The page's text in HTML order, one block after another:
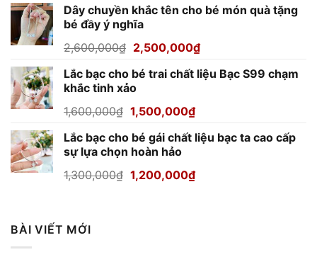
là:
850,000₫.
tại
800,000₫.
Dây chuyền khắc tên cho bé món quà tặng
bé đầy ý nghĩa
2,600,000₫ Giá
là:
2,600,000₫.
2,500,000₫Giá
tại
Lắc bạc cho bé trai chất liệu Bạc S99 chạm
khắc tinh xảo
1,600,000₫ Giá
là:
1,600,000₫.
1,500,000₫Giá
tại
1,500,000₫.
Lắc bạc cho bé gái chất liệu bạc ta cao cấp
sự lựa chọn hoàn hảo
1,300,000₫ Giá
1,200,000₫Giá
BÀI VIẾT MỚI